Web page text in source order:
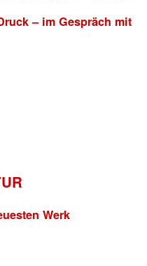
– im Gespräch mit
Werk